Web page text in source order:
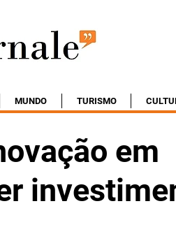
MUNDO TURISMO
em